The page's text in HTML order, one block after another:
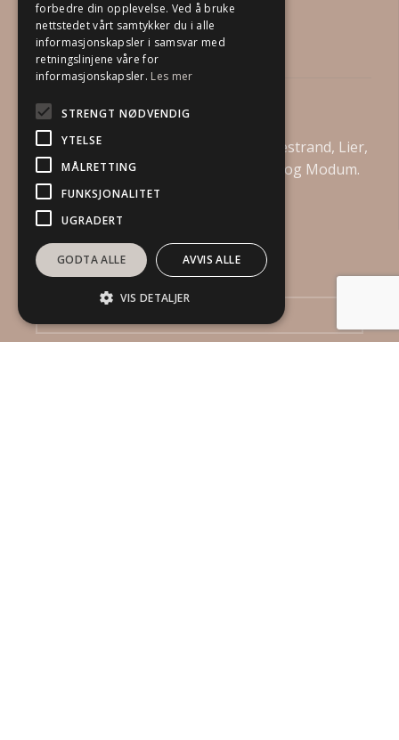
Din Boligstylist AS
Vi tilbyr boligstyling i Drammen, Holmestrand, Lier,
Asker, Bærum, Kongsberg, Øvre Eiker og Modum.
Send oss en henvendelse
forbedre din opplevelse. Ved å bruke
nettstedet vårt samtykker du i alle
informasjonskapsler i samsvar med
retningslinjene våre for
informasjonskapsler. Les mer
STRENGT NØDVENDIG
YTELSE
MÅLRETTING
FUNKSJONALITET
UGRADERT
GODTA ALLE AVVIS ALLE
VIS DETALJER